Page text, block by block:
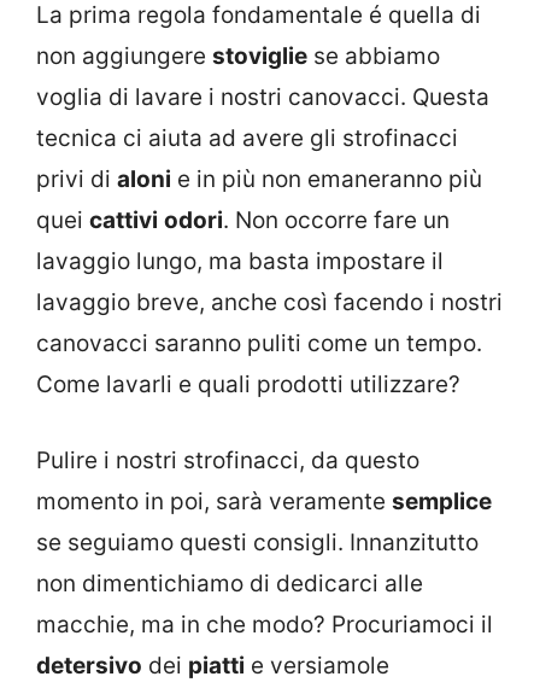
La prima regola fondamentale é quella di
non aggiungere stoviglie se abbiamo
voglia di lavare i nostri canovacci. Questa
tecnica ci aiuta ad avere gli strofinacci
privi di aloni e in più non emaneranno più
quei cattivi odori. Non occorre fare un
lavaggio lungo, ma basta impostare il
lavaggio breve, anche così facendo i nostri
canovacci saranno puliti come un tempo.
Come lavarli e quali prodotti utilizzare?
Pulire i nostri strofinacci, da questo
momento in poi, sarà veramente semplice
se seguiamo questi consigli. Innanzitutto
non dimentichiamo di dedicarci alle
macchie, ma in che modo? Procuriamoci il
detersivo dei piatti e versiamole